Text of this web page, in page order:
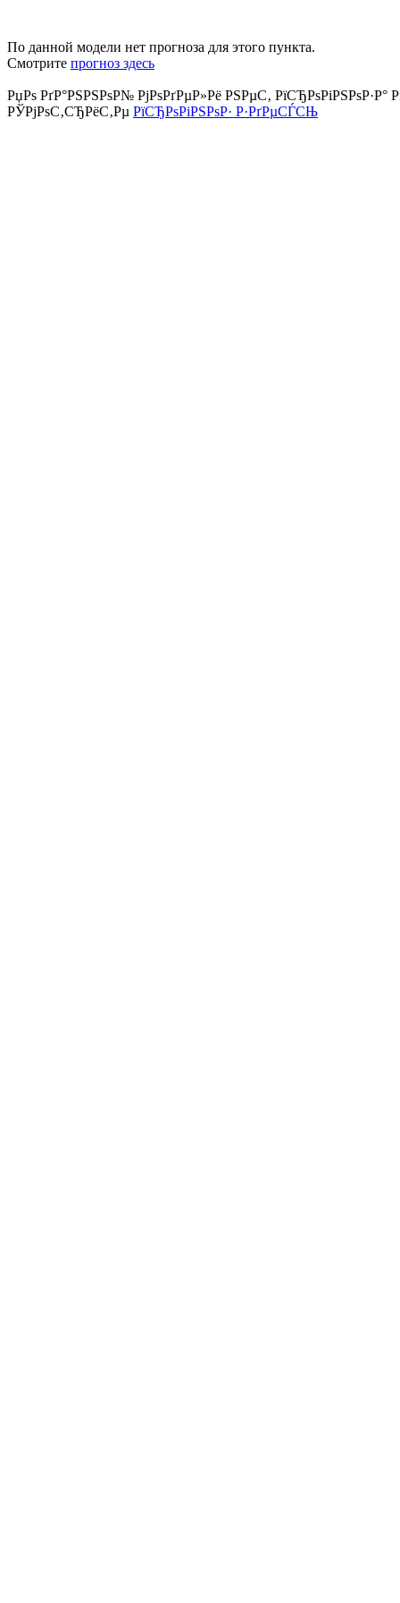
По данной модели нет прогноза для этого пункта.
Смотрите прогноз здесь
РџРѕ РґР°РЅРЅРѕР№ РјРѕРґРµР»Рё РЅРµС‚ РїСЂРѕРіРЅРѕР·Р°
РЎРјРѕС‚СЂРёС‚Рµ РїСЂРѕРіРЅРѕР· Р·РґРµСЃСЊ